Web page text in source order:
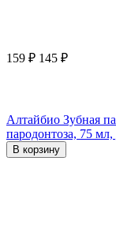
159 ₽ 145 ₽
Алтайбио Зубная
пародонтоза, 75
В корзину